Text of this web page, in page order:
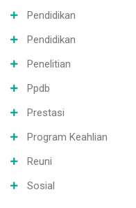
Pendidikan
Pendidikan
Penelitian
Ppdb
Prestasi
Program Keahlian
Reuni
Sosial